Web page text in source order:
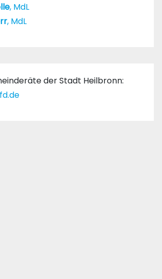
, MdL
, MdL
der Stadt Heilbronn: